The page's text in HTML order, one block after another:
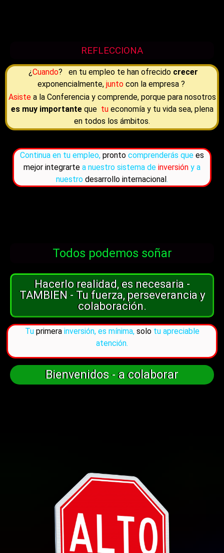
REFLECCIONA
¿Cuando? en tu empleo te han ofrecido crecer
exponencialmente, juntocon la empresa ?
Asistea la Conferencia y comprende, porque para nosotros
es muy importanteque tueconomía y tu vida sea, plena
en todos los ámbitos.
Continua en tu empleo, pronto comprenderás que es
mejor integrarte a nuestro sistema de inversión y a
nuestro desarrollo internacional .
Todos podemos soñar
Hacerlo realidad, es necesaria -
TAMBIEN - Tu fuerza, perseverancia y
colaboración.
Tu primerainversión, es mínima, solotu apreciable
atención.
Bienvenidos -a colaborar